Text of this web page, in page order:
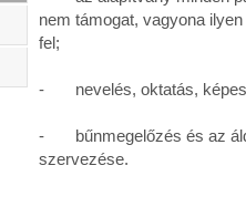
nem támogat, vagyona
fel;
- nevelés, oktatás,
- bűnmegelőzés és az
szervezése.